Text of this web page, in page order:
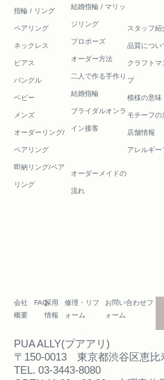
指輪 / リング
ペアリング
ネックレス
ピアス
バングル
ベビー
メンズ
オーダーリング/
ペアリング
即納リング/ペア
リング
結婚指輪 / マリッ
ジリング
プロポーズ
オーダー方法
二人で作る手作り
結婚指輪
ブライダルオンラ
イン接客
オーダーメイドの
流れ
スタッフ紹
品質につい
クラフトマ
プ
模様の意味
モチーフの
店舗情報
アレルギー
会社
概要
FAQ採用
情報
修理・リフ
ォーム
お問い合わせフ
ォーム
PUA ALLY(プアアリ)
〒150-0013 東京都渋谷区恵比
TEL. 03-3443-8080